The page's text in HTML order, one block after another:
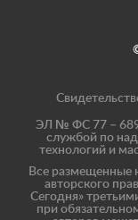
ЭЛ № ФС 77 –
службой по
технологий и
Все размещенные
авторского
Сегодня»
при